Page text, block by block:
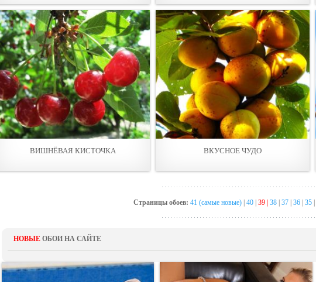
ВИШНЁВАЯ КИСТОЧКА ВКУСНОЕ ЧУДО
Страницы обоев: 41 (самые новые) 40 39 | 38 37 36 35
НОВЫЕ ОБОИ НА САЙТЕ